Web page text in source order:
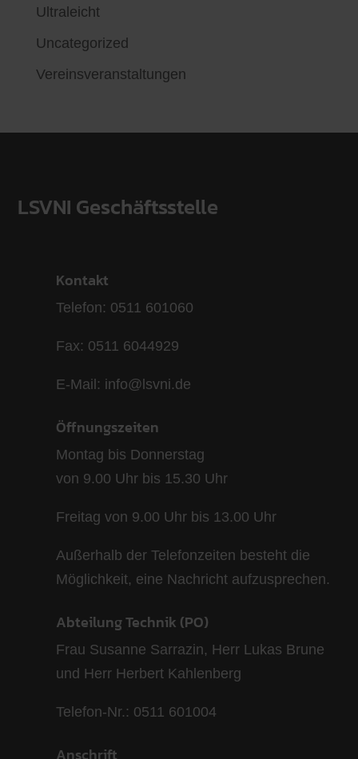
Ultraleicht
Uncategorized
Vereinsveranstaltungen
LSVNI Geschäftsstelle
Kontakt
Telefon: 0511 601060
Fax: 0511 6044929
E-Mail: info@lsvni.de
Öffnungszeiten
Montag bis Donnerstag
von 9.00 Uhr bis 15.30 Uhr
Freitag von 9.00 Uhr bis 13.00 Uhr
Außerhalb der Telefonzeiten besteht die
Möglichkeit, eine Nachricht aufzusprechen.
Abteilung Technik (PO)
Frau Susanne Sarrazin, Herr Lukas Brune
und Herr Herbert Kahlenberg
Telefon-Nr.: 0511 601004
Anschrift